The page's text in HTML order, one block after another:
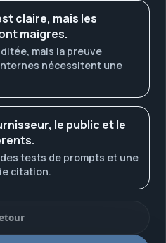
claire, mais les
maigres.
mais la preuve
nécessitent une
le public et le
tests de prompts et une
citation.